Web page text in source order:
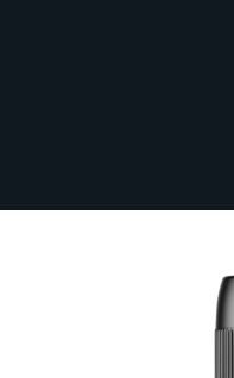
Deutschland